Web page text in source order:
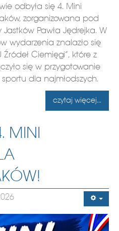
odbyła się 4. Mini
zorganizowana pod
Pawła Jędrejka. W
wydarzenia znalazło się
Źródeł Ciemięgi”, które z
się w przygotowanie
dla najmłodszych.
czytaj więcej...
MINI